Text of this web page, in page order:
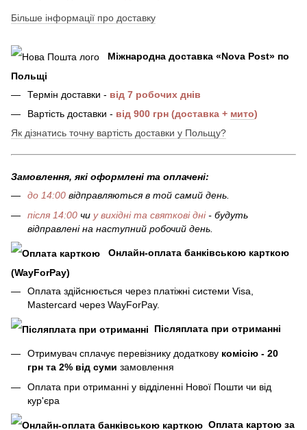
Більше інформації про доставку
Міжнародна доставка «Nova Post» по
Польщі
Термін доставки - від 7 робочих днів
Вартість доставки - від 900 грн (доставка + мито)
Як дізнатись точну вартість доставки у Польщу?
Замовлення, які оформлені та оплачені:
до 14:00 відправляються в той самий день.
після 14:00 чи у вихідні та святкові дні- будуть
відправлені на наступний робочий день.
Онлайн-оплата банківською карткою
(WayForPay)
Оплата здійснюється через платіжні системи Visa,
Mastercard через WayForPay.
Післяплата при отриманні
Отримувач сплачує перевізнику додаткову комісію - 20
грн та 2% від суми замовлення
Оплата при отриманні у відділенні Нової Пошти чи від
кур'єра
Оплата картою за